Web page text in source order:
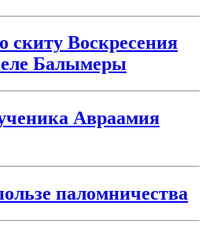
скиту Воскресения
Балымеры
Авраамия
паломничества